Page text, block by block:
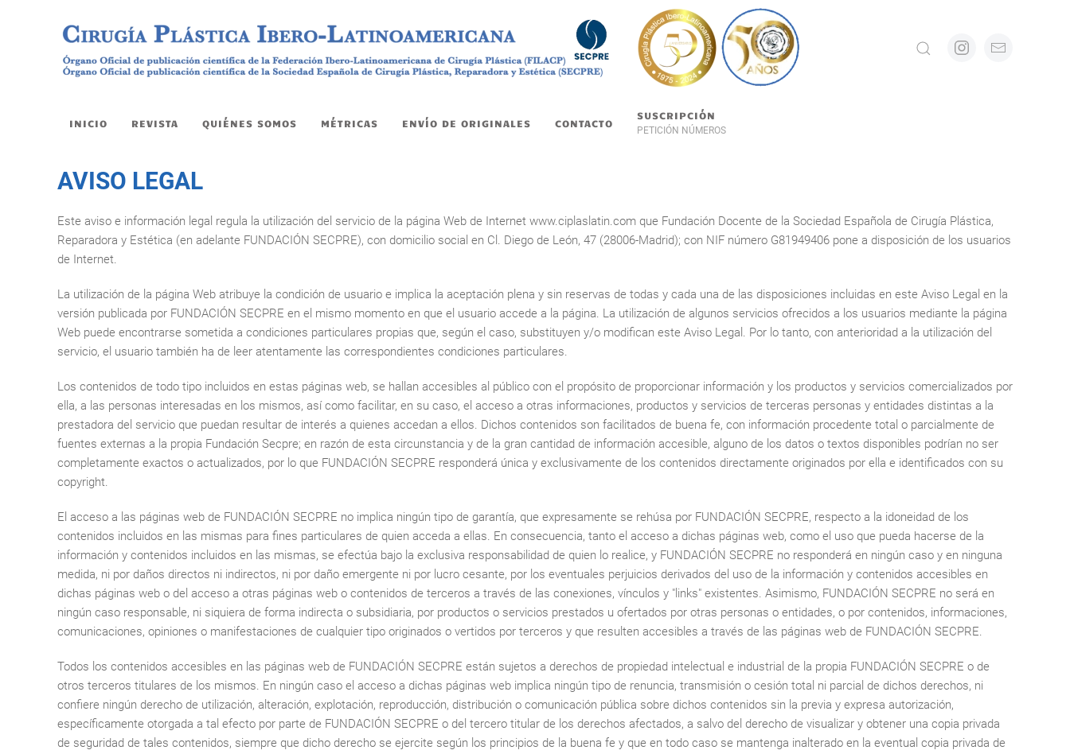
INICIO REVISTA QUIÉNES SOMOS MÉTRICAS ENVÍO DE ORIGINALES CONTACTO
SUSCRIPCIÓN
PETICIÓN NÚMEROS
AVISO LEGAL
Este aviso e información legal regula la utilización del servicio de la página Web de Internet www.ciplaslatin.com que Fundación Docente de la Sociedad Española de Cirugía Plástica,
Reparadora y Estética (en adelante FUNDACIÓN SECPRE), con domicilio social en Cl. Diego de León, 47 (28006-Madrid); con NIF número G81949406 pone a disposición de los usuarios
de Internet.
La utilización de la página Web atribuye la condición de usuario e implica la aceptación plena y sin reservas de todas y cada una de las disposiciones incluidas en este Aviso Legal en la
versión publicada por FUNDACIÓN SECPRE en el mismo momento en que el usuario accede a la página. La utilización de algunos servicios ofrecidos a los usuarios mediante la página
Web puede encontrarse sometida a condiciones particulares propias que, según el caso, substituyen y/o modifican este Aviso Legal. Por lo tanto, con anterioridad a la utilización del
servicio, el usuario también ha de leer atentamente las correspondientes condiciones particulares.
Los contenidos de todo tipo incluidos en estas páginas web, se hallan accesibles al público con el propósito de proporcionar información y los productos y servicios comercializados por
ella, a las personas interesadas en los mismos, así como facilitar, en su caso, el acceso a otras informaciones, productos y servicios de terceras personas y entidades distintas a la
prestadora del servicio que puedan resultar de interés a quienes accedan a ellos. Dichos contenidos son facilitados de buena fe, con información procedente total o parcialmente de
fuentes externas a la propia Fundación Secpre; en razón de esta circunstancia y de la gran cantidad de información accesible, alguno de los datos o textos disponibles podrían no ser
completamente exactos o actualizados, por lo que FUNDACIÓN SECPRE responderá única y exclusivamente de los contenidos directamente originados por ella e identificados con su
copyright.
El acceso a las páginas web de FUNDACIÓN SECPRE no implica ningún tipo de garantía, que expresamente se rehúsa por FUNDACIÓN SECPRE, respecto a la idoneidad de los
contenidos incluidos en las mismas para fines particulares de quien acceda a ellas. En consecuencia, tanto el acceso a dichas páginas web, como el uso que pueda hacerse de la
información y contenidos incluidos en las mismas, se efectúa bajo la exclusiva responsabilidad de quien lo realice, y FUNDACIÓN SECPRE no responderá en ningún caso y en ninguna
medida, ni por daños directos ni indirectos, ni por daño emergente ni por lucro cesante, por los eventuales perjuicios derivados del uso de la información y contenidos accesibles en
dichas páginas web o del acceso a otras páginas web o contenidos de terceros a través de las conexiones, vínculos y "links" existentes. Asimismo, FUNDACIÓN SECPRE no será en
ningún caso responsable, ni siquiera de forma indirecta o subsidiaria, por productos o servicios prestados u ofertados por otras personas o entidades, o por contenidos, informaciones,
comunicaciones, opiniones o manifestaciones de cualquier tipo originados o vertidos por terceros y que resulten accesibles a través de las páginas web de FUNDACIÓN SECPRE.
Todos los contenidos accesibles en las páginas web de FUNDACIÓN SECPRE están sujetos a derechos de propiedad intelectual e industrial de la propia FUNDACIÓN SECPRE o de
otros terceros titulares de los mismos. En ningún caso el acceso a dichas páginas web implica ningún tipo de renuncia, transmisión o cesión total ni parcial de dichos derechos, ni
confiere ningún derecho de utilización, alteración, explotación, reproducción, distribución o comunicación pública sobre dichos contenidos sin la previa y expresa autorización,
específicamente otorgada a tal efecto por parte de FUNDACIÓN SECPRE o del tercero titular de los derechos afectados, a salvo del derecho de visualizar y obtener una copia privada
de seguridad de tales contenidos, siempre que dicho derecho se ejercite según los principios de la buena fe y que en todo caso se mantenga inalterado en la eventual copia privada de